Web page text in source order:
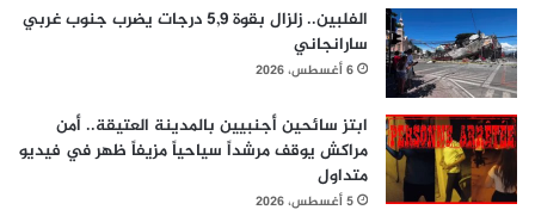
الفلبين.. زلزال بقوة 5,9 درجات يضرب جنوب غربي
سارانجاني
6 أغسطس، 2026
ابتز سائحين أجنبيين بالمدينة العتيقة.. أمن
مراكش يوقف مرشداً سياحياً مزيفاً ظهر في فيديو
متداول
5 أغسطس، 2026